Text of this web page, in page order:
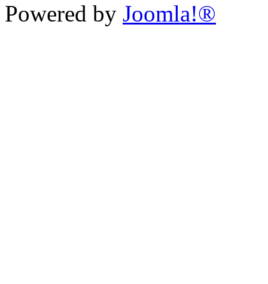
Powered by Joomla!®